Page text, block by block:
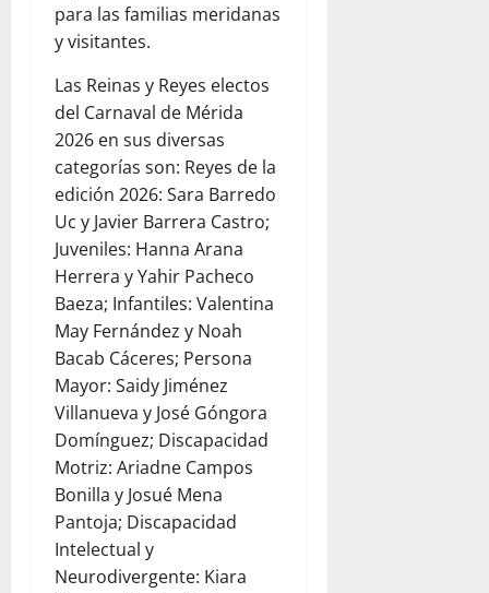
para las familias meridanas
y visitantes.
Las Reinas y Reyes electos
del Carnaval de Mérida
2026 en sus diversas
categorías son: Reyes de la
edición 2026: Sara Barredo
Uc y Javier Barrera Castro;
Juveniles: Hanna Arana
Herrera y Yahir Pacheco
Baeza; Infantiles: Valentina
May Fernández y Noah
Bacab Cáceres; Persona
Mayor: Saidy Jiménez
Villanueva y José Góngora
Domínguez; Discapacidad
Motriz: Ariadne Campos
Bonilla y Josué Mena
Pantoja; Discapacidad
Intelectual y
Neurodivergente: Kiara